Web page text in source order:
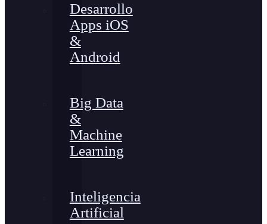
Desarrollo
Apps iOS
&
Android
Big Data
&
Machine
Learning
Inteligencia
Artificial